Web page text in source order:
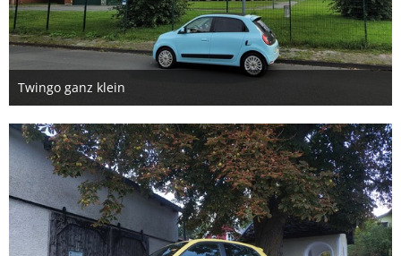
Twingo ganz klein
23. September 2025
1